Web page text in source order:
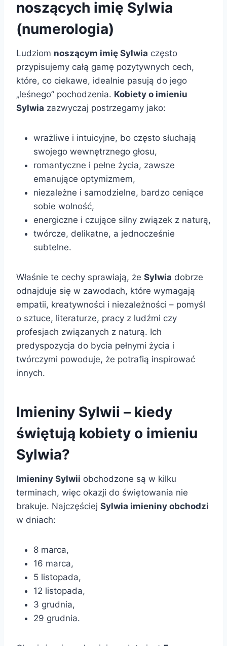
noszących imię Sylwia
(numerologia)
Ludziom noszącym imię Sylwia często
przypisujemy całą gamę pozytywnych cech,
które, co ciekawe, idealnie pasują do jego
„leśnego” pochodzenia. Kobiety o imieniu
Sylwia zazwyczaj postrzegamy jako:
wrażliwe i intuicyjne, bo często słuchają
swojego wewnętrznego głosu,
romantyczne i pełne życia, zawsze
emanujące optymizmem,
niezależne i samodzielne, bardzo ceniące
sobie wolność,
energiczne i czujące silny związek z naturą,
twórcze, delikatne, a jednocześnie
subtelne.
Właśnie te cechy sprawiają, że Sylwia dobrze
odnajduje się w zawodach, które wymagają
empatii, kreatywności i niezależności – pomyśl
o sztuce, literaturze, pracy z ludźmi czy
profesjach związanych z naturą. Ich
predyspozycja do bycia pełnymi życia i
twórczymi powoduje, że potrafią inspirować
innych.
Imieniny Sylwii – kiedy
świętują kobiety o imieniu
Sylwia?
Imieniny Sylwii obchodzone są w kilku
terminach, więc okazji do świętowania nie
brakuje. Najczęściej Sylwia imieniny obchodzi
w dniach:
8 marca,
16 marca,
5 listopada,
12 listopada,
3 grudnia,
29 grudnia.